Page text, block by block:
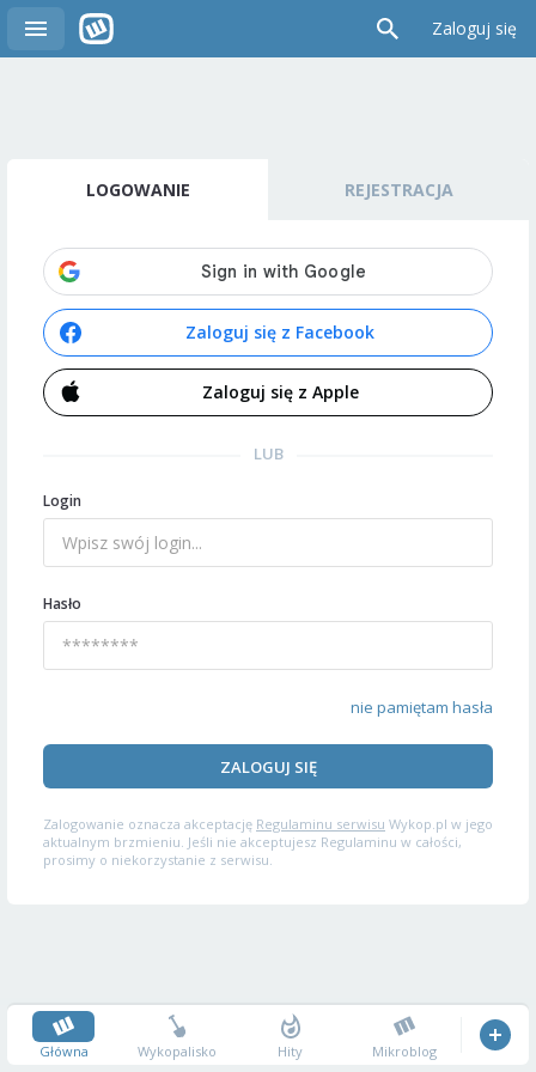
Zaloguj się
LOGOWANIE REJESTRACJA
Zaloguj się z Facebook
Zaloguj się z Apple
LUB
Login
Hasło
nie pamiętam hasła
ZALOGUJ SIĘ
Zalogowanie oznacza akceptację Regulaminu serwisu Wykop.pl w jego
aktualnym brzmieniu. Jeśli nie akceptujesz Regulaminu w całości,
prosimy o niekorzystanie z serwisu.
Główna Wykopalisko Hity Mikroblog